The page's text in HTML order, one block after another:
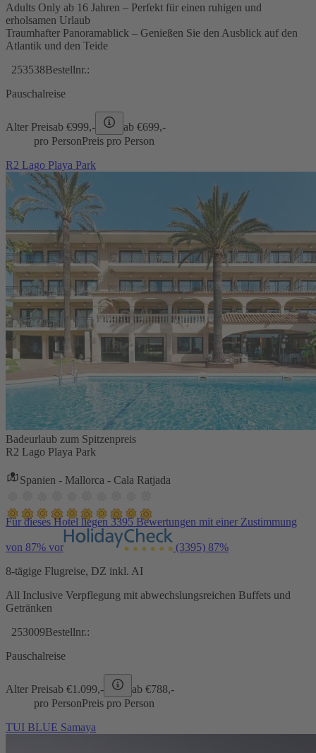
Adults Only ab 16 Jahren – Perfekt für einen ruhigen und
erholsamen Urlaub
Traumhafter Panoramablick – Genießen Sie den Ausblick auf den
Atlantik und den Teide
253538Bestellnr.:
Pauschalreise
Alter Preisab €999,- ab €699,-
pro PersonPreis pro Person
R2 Lago Playa Park
Badeurlaub zum Spitzenpreis
R2 Lago Playa Park
Spanien - Mallorca - Cala Ratjada
Für dieses Hotel liegen 3395 Bewertungen mit einer Zustimmung
von 87% vor (3395) 87%
8-tägige Flugreise, DZ inkl. AI
All Inclusive Verpflegung mit abwechslungsreichen Buffets und
Getränken
253009Bestellnr.:
Pauschalreise
Alter Preisab €1.099,- ab €788,-
pro PersonPreis pro Person
TUI BLUE Samaya